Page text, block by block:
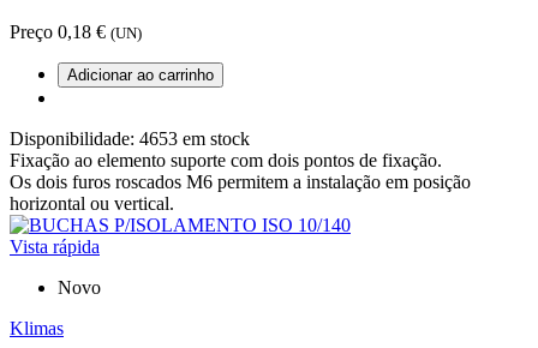
Preço 0,18 € (UN)
Adicionar ao carrinho
Disponibilidade: 4653 em stock
Fixação ao elemento suporte com dois pontos de fixação.
Os dois furos roscados M6 permitem a instalação em posição
horizontal ou vertical.
Vista rápida
Novo
Klimas